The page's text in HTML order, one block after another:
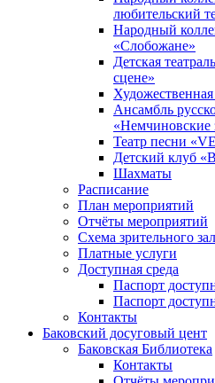
любительский
Народный
«Слобожане»
Детская
сцене»
Ансамбль
«Немчиновские
Театр песни
Детский клуб
Шахматы
Расписание
План мероприятий
Отчёты мероприятий
Схема зрительного
Платные услуги
Доступная среда
Паспорт
Паспорт
Контакты
Баковский досуговый цент
Баковская Библиотека
Контакты